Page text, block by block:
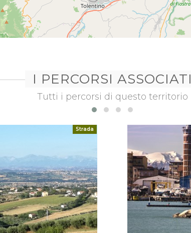
I PERCORSI ASSOCIATI
Tutti i percorsi di questo territorio
Strada